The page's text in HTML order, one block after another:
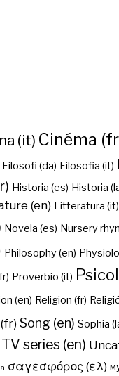
(it) Cinéma
Filosofi (da) Filosofia (it)
Historia (es) Historia
(en) Litteratura (it)
Novela (es) Nursery
Philosophy (en)
Proverbio (it)
(en) Religion (fr)
Song (en) Sophia
TV series (en)
σαγεσφόρος (ελ)